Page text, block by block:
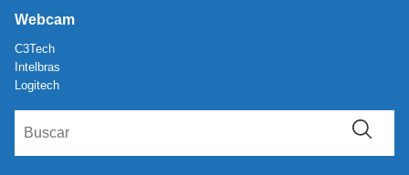
Webcam
C3Tech
Intelbras
Logitech